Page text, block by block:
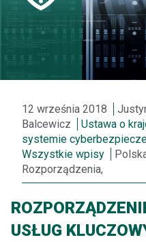
12 września 2018
Balcewicz
Ustawa o
systemie
Wszystkie wpisy
Rozporządzenia,
USŁUG